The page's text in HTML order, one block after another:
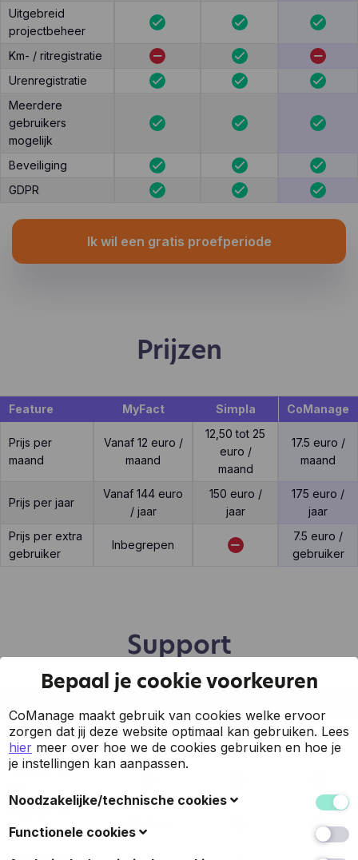
Uitgebreid
projectbeheer
Km- / ritregistratie
Urenregistratie
Meerdere
gebruikers
mogelijk
Beveiliging
GDPR
Ik wil een gratis proefperiode
Prijzen
Feature MyFact Simpla CoManage
Prijs per
maand
Vanaf 12 euro /
maand
12,50 tot 25
euro /
maand
17.5 euro /
maand
Prijs per jaar
Vanaf 144 euro
/ jaar
150 euro /
jaar
175 euro /
jaar
Prijs per extra
gebruiker
Inbegrepen
7.5 euro /
gebruiker
Support
7 op 7
support
Support via
online chat
Telefonisch
Bepaal je cookie voorkeuren
CoManage maakt gebruik van cookies welke ervoor
zorgen dat jij deze website optimaal kan gebruiken. Lees
hier meer over hoe we de cookies gebruiken en hoe je
je instellingen kan aanpassen.
Noodzakelijke/technische cookies
Deze cookies verzamelen gegevens om de
gebruiksvriendelijkheid van de website en de ervaring
Functionele cookies